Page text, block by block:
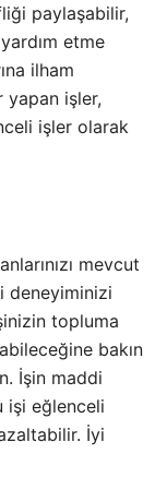
paylaşabilir,
etme
ilham
yapan işler,
işler olarak
mevcut
deneyiminizi
topluma
bakın
İşin maddi
işi eğlenceli
İyi